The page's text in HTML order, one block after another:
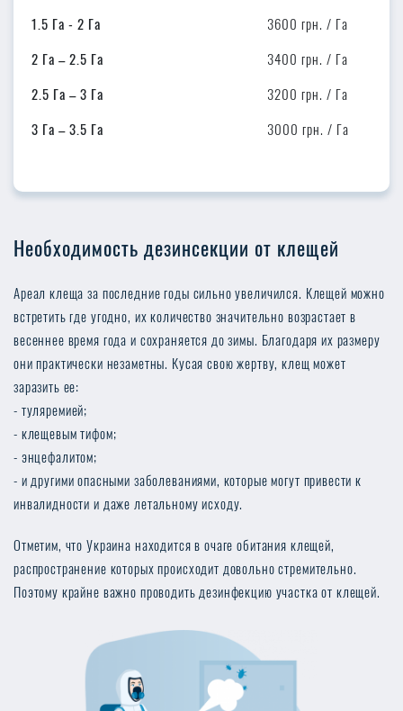
1.5 Га - 2 Га
3600 грн. / Га
2 Га – 2.5 Га
3400 грн. / Га
2.5 Га – 3 Га
3200 грн. / Га
3 Га – 3.5 Га
3000 грн. / Га
Необходимость дезинсекции от клещей
Ареал клеща за последние годы сильно увеличился. Клещей можно
встретить где угодно, их количество значительно возрастает в
весеннее время года и сохраняется до зимы. Благодаря их размеру
они практически незаметны. Кусая свою жертву, клещ может
заразить ее:
туляремией;
клещевым тифом;
энцефалитом;
и другими опасными заболеваниями, которые могут привести к
инвалидности и даже летальному исходу.
Отметим, что Украина находится в очаге обитания клещей,
распространение которых происходит довольно стремительно.
Поэтому крайне важно проводить дезинфекцию участка от клещей.